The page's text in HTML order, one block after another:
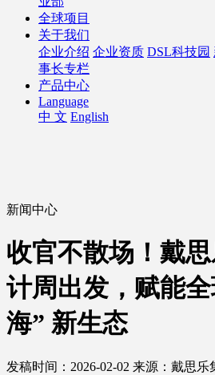
全球项目
关于我们
企业介绍 企业资质 DSL科技园
事长专栏
产品中心
Language
中 文 English
新闻中心
收官不散场！戴
计周出发，赋能
海” 新生态
发稿时间：2026-02-02 来源：戴思乐